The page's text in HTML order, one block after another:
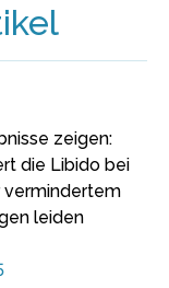
zeigen:
die Libido bei
vermindertem
leiden